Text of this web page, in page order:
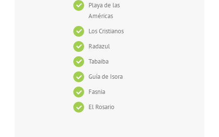
Playa de las
Américas
Los Cristianos
Radazul
Tabaiba
Guía de Isora
Fasnia
El Rosario